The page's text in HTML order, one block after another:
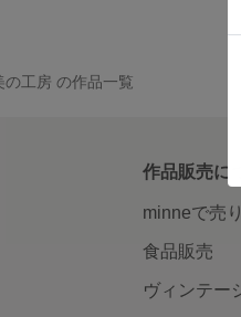
の工房 の作品一覧
作品販売に
minneで売
食品販売
ヴィンテー